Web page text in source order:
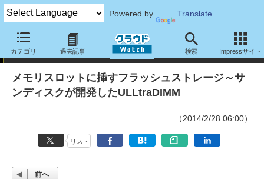
Powered by Translate
カテゴリ 過去記事 検索 Impressサイト
仮想化道場
メモリスロットに挿すフラッシュストレージ～サ
ンディスクが開発したULLtraDIMM
（2014/2/28 06:00）
リスト
前へ